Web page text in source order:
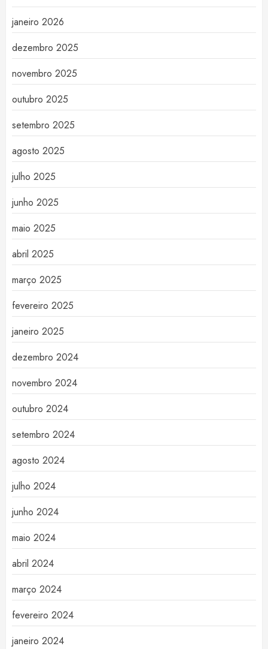
janeiro 2026
dezembro 2025
novembro 2025
outubro 2025
setembro 2025
agosto 2025
julho 2025
junho 2025
maio 2025
abril 2025
março 2025
fevereiro 2025
janeiro 2025
dezembro 2024
novembro 2024
outubro 2024
setembro 2024
agosto 2024
julho 2024
junho 2024
maio 2024
abril 2024
março 2024
fevereiro 2024
janeiro 2024